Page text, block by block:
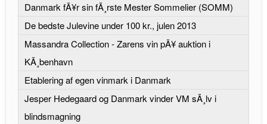
Danmark fÃ¥r sin fÃ¸rste Mester Sommelier (SOMM)
De bedste Julevine under 100 kr., julen 2013
Massandra Collection - Zarens vin pÃ¥ auktion i
KÃ¸benhavn
Etablering af egen vinmark i Danmark
Jesper Hedegaard og Danmark vinder VM sÃ¸lv i
blindsmagning